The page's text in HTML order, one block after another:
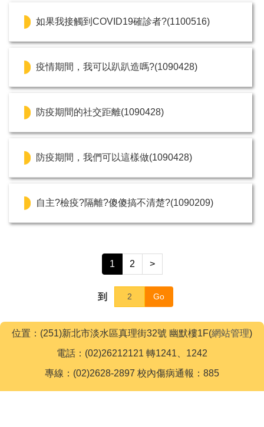
如果我接觸到COVID19確診者?(1100516)
疫情期間，我可以趴趴造嗎?(1090428)
防疫期間的社交距離(1090428)
防疫期間，我們可以這樣做(1090428)
自主?檢疫?隔離?傻傻搞不清楚?(1090209)
1 2 >
到 Go
位置：(251)新北市淡水區真理街32號 幽默樓1F(網站管理)
電話：(02)26212121 轉1241、1242
專線：(02)2628-2897 校內傷病通報：885